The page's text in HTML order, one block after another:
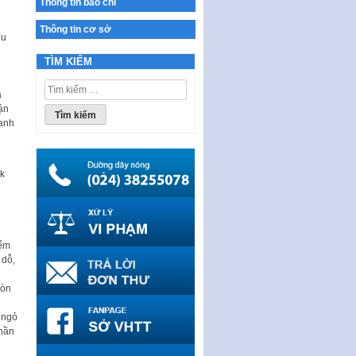
THÔNG BÁO Tuyển dụng lao
động hợp đồng theo Nghị định
số 111/2022/NĐ-CP ngày
30/12/2022 của Chính…
Sửa đổi, bổ sung một số điều
của Thông tư số 320/2016/TT-
BTC của Bộ trưởng Bộ Tài…
Nghị quyết quy định điều kiện,
thủ tục tặng, thu hồi danh hiệu
"Công dân danh dự…
Nghị quyết quy định một số
chính sách thúc đẩy nghiên cứu
khoa học, phát triển công…
Nghị quyết công bố Nghị quyết
quy phạm pháp luật của HĐND
Nghị quyết ban hành quy chế
HĐND, đại biểu HĐND thành…
Thông tin báo chí
Thông tin cơ sở
TÌM KIẾM
Tìm
kiếm
cho: